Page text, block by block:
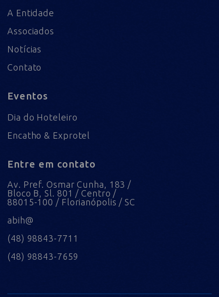
A Entidade
Associados
Notícias
Contato
Eventos
Dia do Hoteleiro
Encatho & Exprotel
Entre em contato
Av. Pref. Osmar Cunha, 183 /
Bloco B, Sl. 801 / Centro /
88015-100 / Florianópolis / SC
abih@
(48) 98843-7711
(48) 98843-7659